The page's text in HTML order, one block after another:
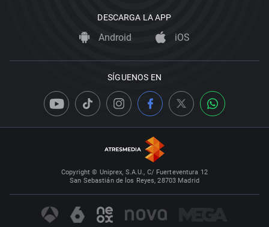
DESCARGA LA APP
Android iOS
SÍGUENOS EN
Copyright © Uniprex, S.A.U., C/ Fuerteventura 12
San Sebastián de los Reyes, 28703 Madrid